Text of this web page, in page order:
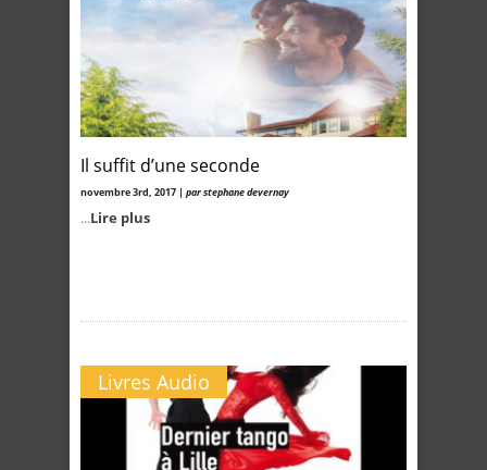
Il suffit d’une seconde
novembre 3rd, 2017 | par stephane devernay
...Lire plus
Livres Audio